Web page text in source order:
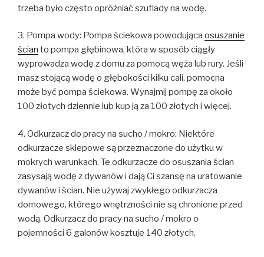
trzeba było często opróżniać szuflady na wodę.
3. Pompa wody: Pompa ściekowa powodująca osuszanie
ścian to pompa głębinowa, która w sposób ciągły
wyprowadza wodę z domu za pomocą węża lub rury. Jeśli
masz stojącą wodę o głębokości kilku cali, pomocna
może być pompa ściekowa. Wynajmij pompę za około
100 złotych dziennie lub kup ją za 100 złotych i więcej.
4. Odkurzacz do pracy na sucho / mokro: Niektóre
odkurzacze sklepowe są przeznaczone do użytku w
mokrych warunkach. Te odkurzacze do osuszania ścian
zasysają wodę z dywanów i dają Ci szansę na uratowanie
dywanów i ścian. Nie używaj zwykłego odkurzacza
domowego, którego wnętrzności nie są chronione przed
wodą. Odkurzacz do pracy na sucho / mokro o
pojemności 6 galonów kosztuje 140 złotych.